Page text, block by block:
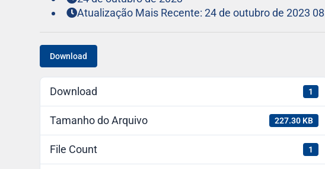
Atualização Mais Recente: 24 de outubro de 2023
Download
Download 1
Tamanho do Arquivo 227.30 KB
File Count 1